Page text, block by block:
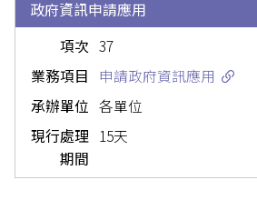
政府資訊申請應用
37
申請政府資訊應用
各單位
15天